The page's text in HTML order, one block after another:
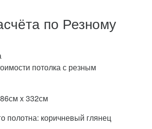
по Резному
потолка с резным
x 332см
полотна: коричневый глянец